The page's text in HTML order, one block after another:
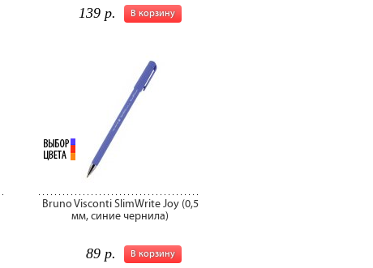
В корзину
139 р.
Bruno Visconti SlimWrite Joy (0,5
мм, синие чернила)
В корзину
89 р.